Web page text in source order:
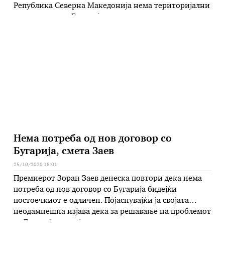
Република Северна Македонија нема територијални
Нема потреба од нов договор со
Бугарија, смета Заев
25/10/2020 18:01
Премиерот Зоран Заев денеска повтори дека нема
потреба од нов договор со Бугарија бидејќи
постоечкиот е одличен. Појаснувајќи ја својата
неодамнешна изјава дека за решавање на проблемот